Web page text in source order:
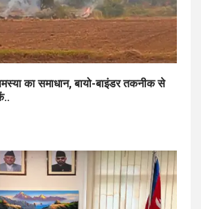
का समाधान, बायो-बाइंडर तकनीक से